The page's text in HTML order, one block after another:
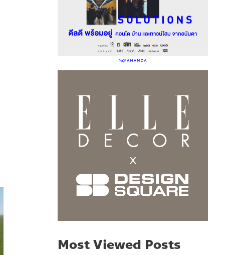
Most Viewed Posts